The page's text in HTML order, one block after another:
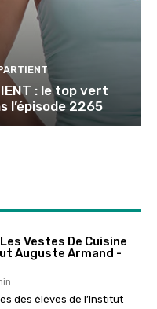
: le top vert
l’épisode 2265
Les Vestes De Cuisine
Auguste Armand -
des élèves de l’Institut